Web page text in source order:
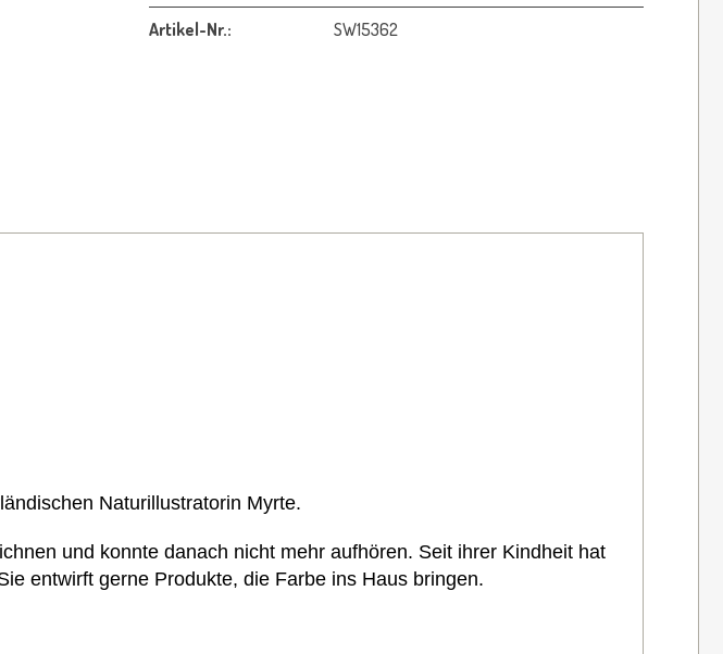
Artikel-Nr.: SW15362
Naturillustratorin Myrte.
und konnte danach nicht mehr aufhören. Seit ihrer Kindheit hat
entwirft gerne Produkte, die Farbe ins Haus bringen.